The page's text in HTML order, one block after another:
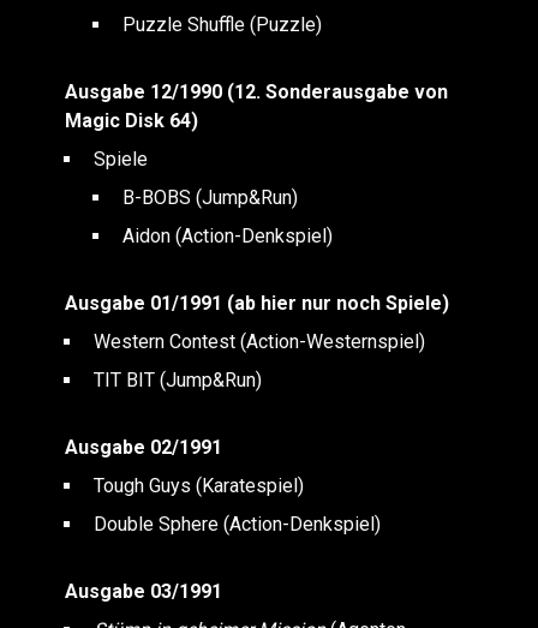
Puzzle Shuffle (Puzzle)
Ausgabe 12/1990 (12. Sonderausgabe von
Magic Disk 64)
Spiele
B-BOBS (Jump&Run)
Aidon (Action-Denkspiel)
Ausgabe 01/1991 (ab hier nur noch Spiele)
Western Contest (Action-Westernspiel)
TIT BIT (Jump&Run)
Ausgabe 02/1991
Tough Guys (Karatespiel)
Double Sphere (Action-Denkspiel)
Ausgabe 03/1991